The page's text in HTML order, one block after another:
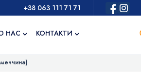
+38 063 111 71 71
НАС КОНТАКТИ